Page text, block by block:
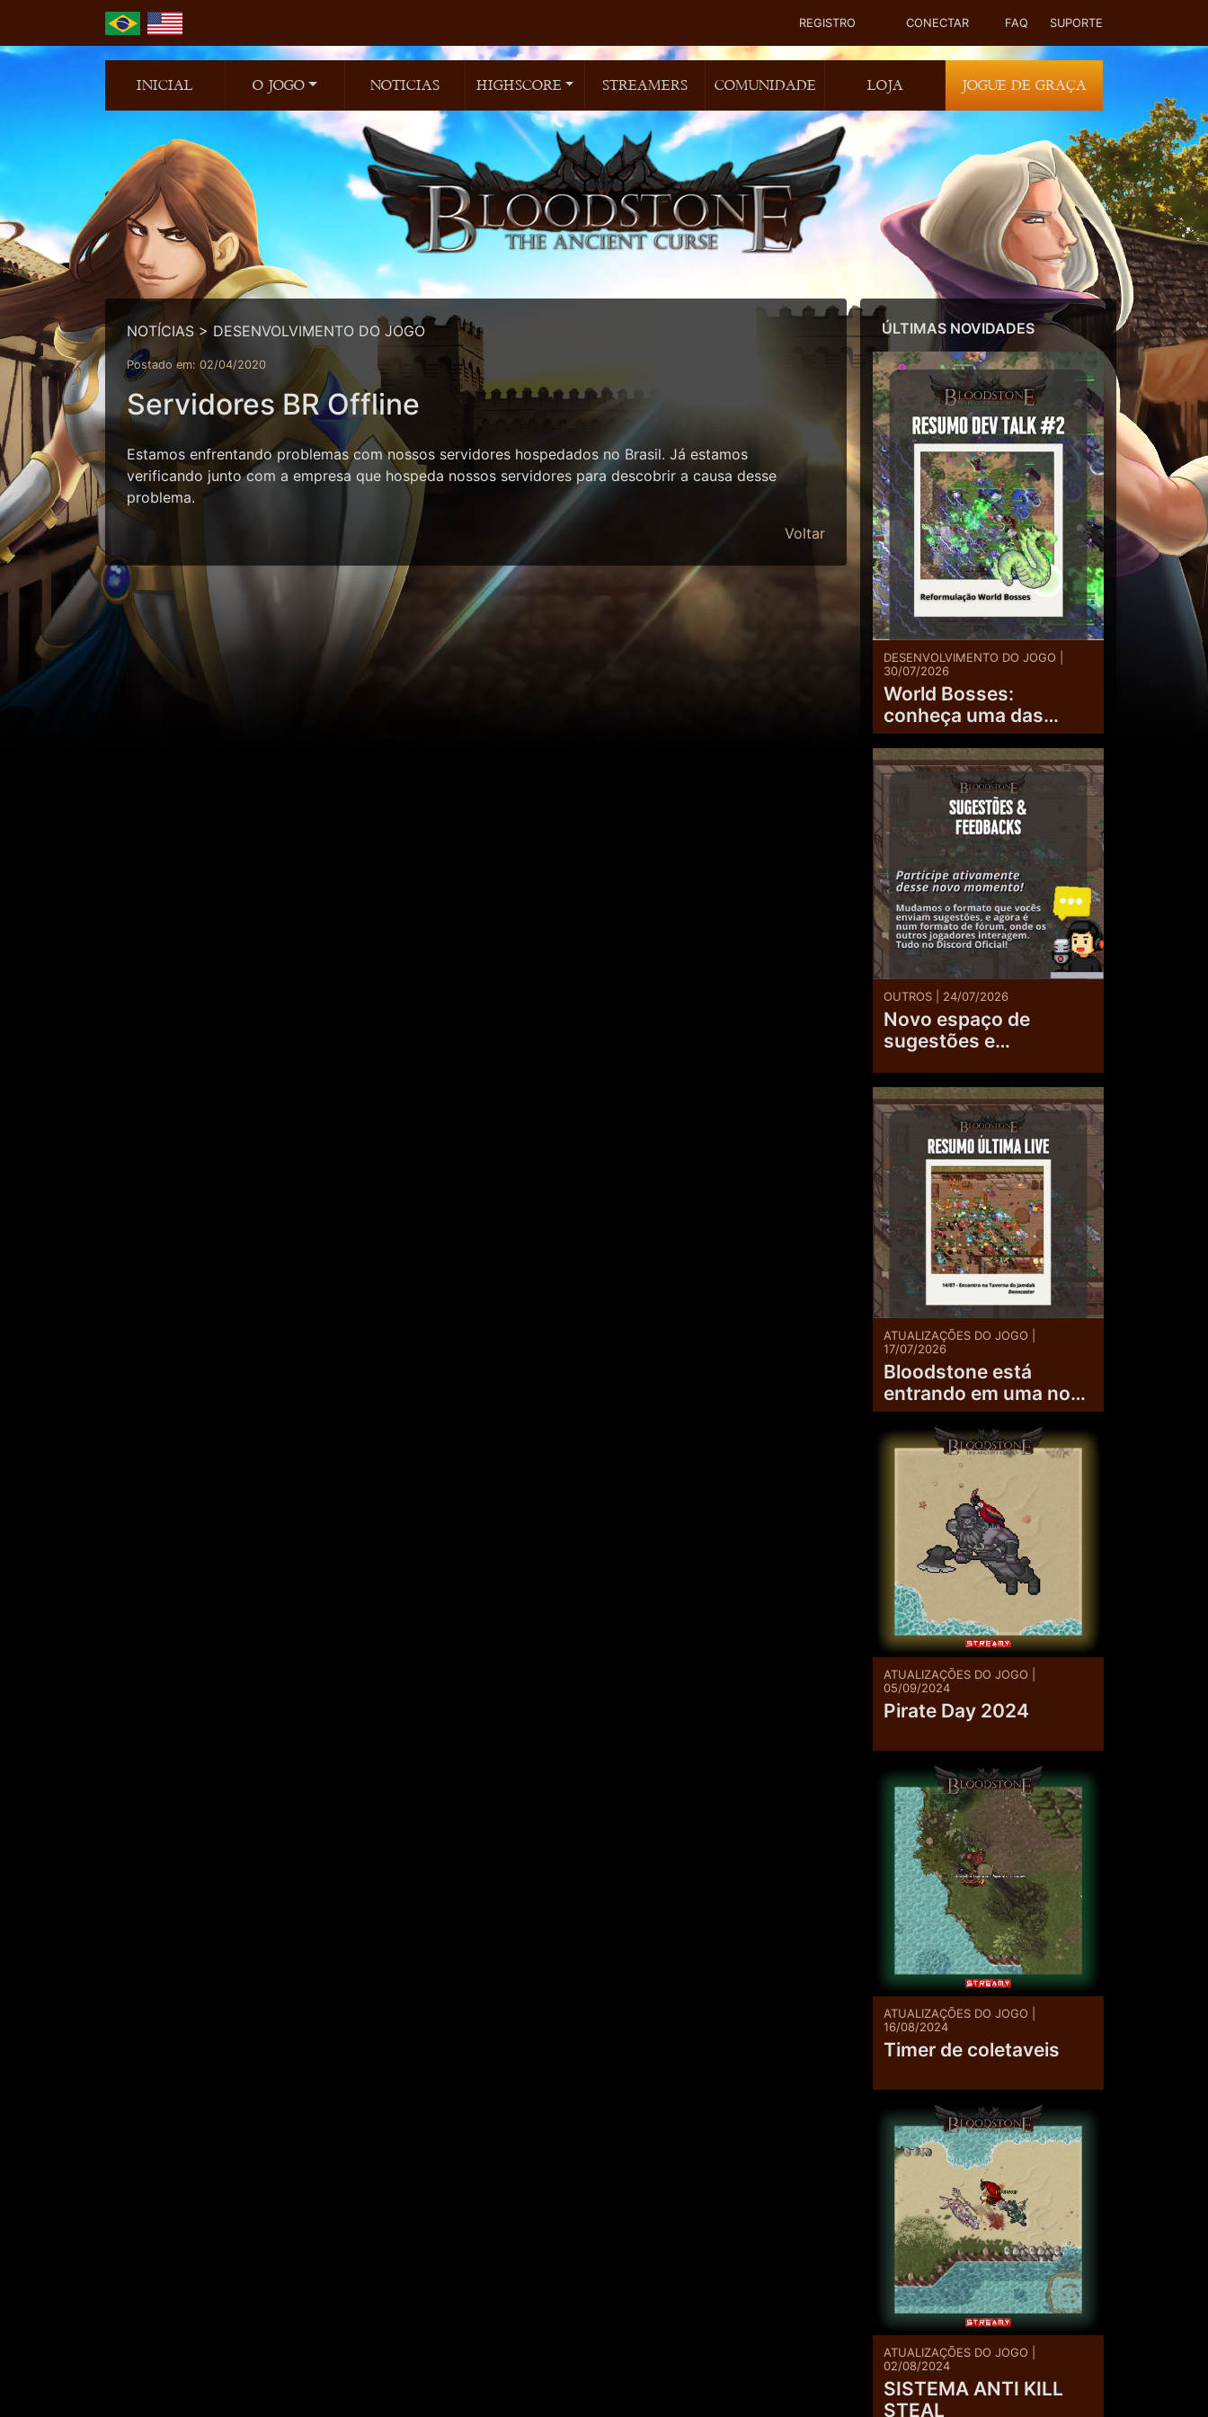
REGISTRO CONECTAR FAQ SUPORTE
INICIAL O JOGO NOTICIAS HIGHSCORE STREAMERS COMUNIDADE LOJA JOGUE DE GRAÇA
NOTÍCIAS > DESENVOLVIMENTO DO JOGO
Postado em: 02/04/2020
Servidores BR Offline
Estamos enfrentando problemas com nossos servidores hospedados no Brasil. Já estamos
verificando junto com a empresa que hospeda nossos servidores para descobrir a causa desse
problema.
Voltar
ÚLTIMAS NOVIDADES
DESENVOLVIMENTO DO JOGO |
30/07/2026
World Bosses:
conheça uma das
próximas
reformulações de
Bloodstone
OUTROS | 24/07/2026
Novo espaço de
sugestões e
Oficial
ATUALIZAÇÕES DO JOGO |
17/07/2026
Bloodstone está
entrando em uma nova
fase
ATUALIZAÇÕES DO JOGO |
05/09/2024
Pirate Day 2024
ATUALIZAÇÕES DO JOGO |
16/08/2024
Timer de coletaveis
ATUALIZAÇÕES DO JOGO |
02/08/2024
SISTEMA ANTI KILL
STEAL